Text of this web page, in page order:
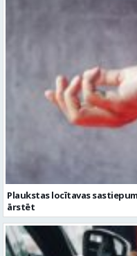
Plaukstas locītavas